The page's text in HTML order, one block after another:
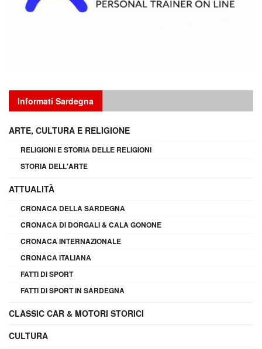
Informati Sardegna
ARTE, CULTURA E RELIGIONE
RELIGIONI E STORIA DELLE RELIGIONI
STORIA DELL'ARTE
ATTUALITÀ
CRONACA DELLA SARDEGNA
CRONACA DI DORGALI & CALA GONONE
CRONACA INTERNAZIONALE
CRONACA ITALIANA
FATTI DI SPORT
FATTI DI SPORT IN SARDEGNA
CLASSIC CAR & MOTORI STORICI
CULTURA